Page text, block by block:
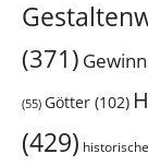
(371)
(55) Götter (102)
(429)